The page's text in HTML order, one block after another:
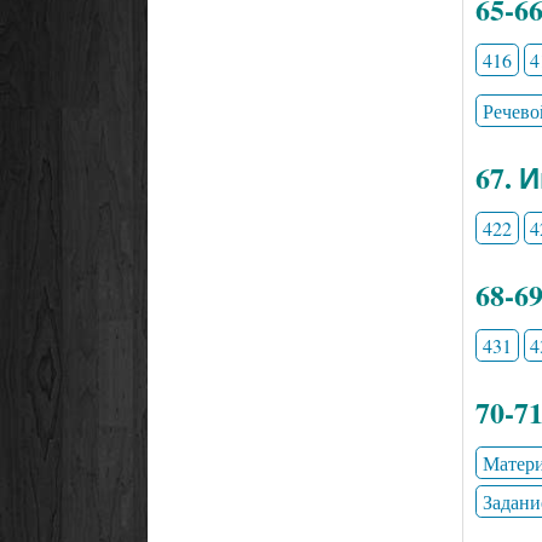
65-
416
67.
422
68-
431
70-